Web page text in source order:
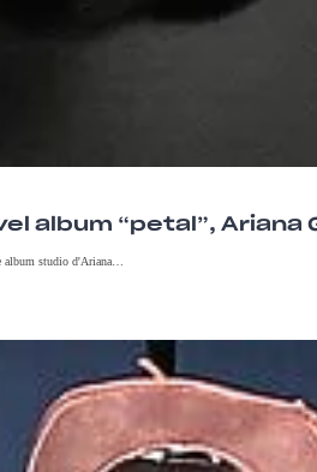
album “petal”,
studio d'Ariana…